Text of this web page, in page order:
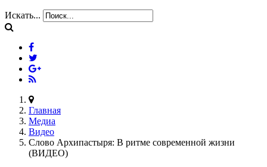
Искать...
Главная
Медиа
Видео
Слово Архипастыря: В ритме современной жизни
(ВИДЕО)